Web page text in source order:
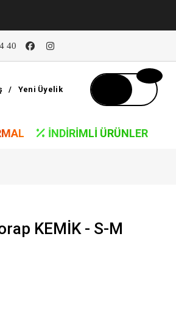
40
/ Yeni Üyelik
İNDIRIMLI ÜRÜNLER
KEMİK - S-M